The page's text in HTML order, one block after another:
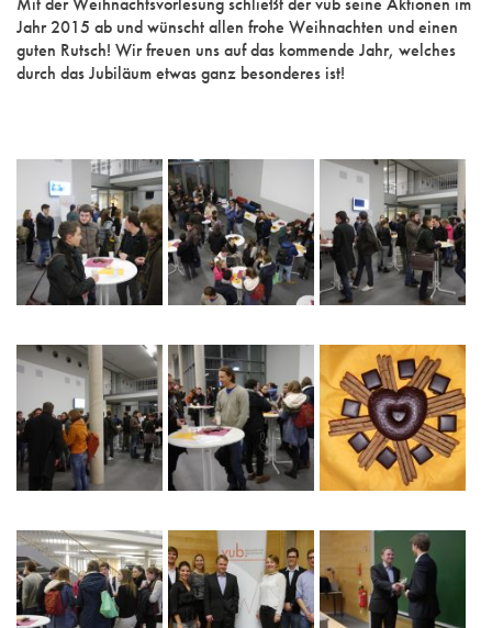
Jahr 2015 ab und wünscht allen frohe Weihnachten und einen
guten Rutsch! Wir freuen uns auf das kommende Jahr, welches
durch das Jubiläum etwas ganz besonderes ist!